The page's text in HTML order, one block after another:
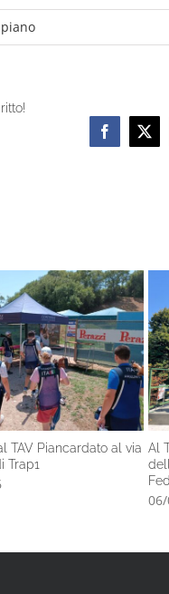
Facebook
X
TAV Piancardato al via
Trap1
Al